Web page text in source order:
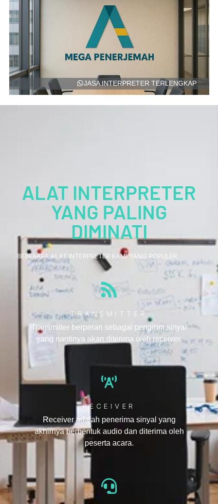
JASA INTERPRETER TERLENGKAP
ALAT INTERPRETER
YANG PALING
DIMINATI
BEBERAPA ALAT INTERPRETER KAMI YANG POPULER
TRANSMITTER
Transmitter berperan sebagai pengirim sinyal
yang nantinya akan diterima oleh receiver.
RECEIVER
Receiver adalah penerima sinyal yang
akhirnya berbentuk audio dan diterima oleh
peserta acara.